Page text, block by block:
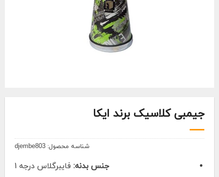
جیمبی کلاسیک برند ایکا
شناسه محصول: djembe803
جنس بدنه:فایبرگلاس درجه 1